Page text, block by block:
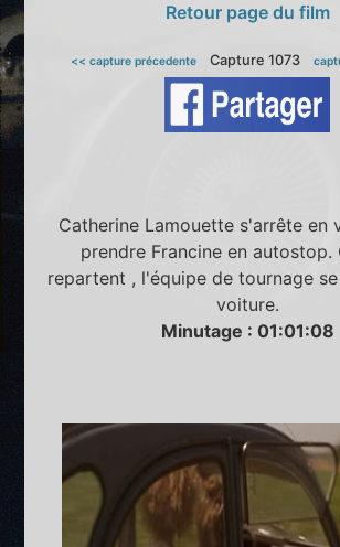
Retour page du film
<< capture précedenteCapture 1073
Catherine Lamouette s'arrête en
prendre Francine en autostop.
repartent , l'équipe de tournage
voiture.
Minutage : 01:01:08